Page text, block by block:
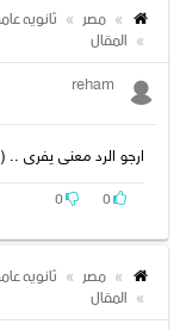
مصر ثانويه
المقال
reham
ارجو الرد معنى يفرى
0
0
مصر ثانويه
المقال